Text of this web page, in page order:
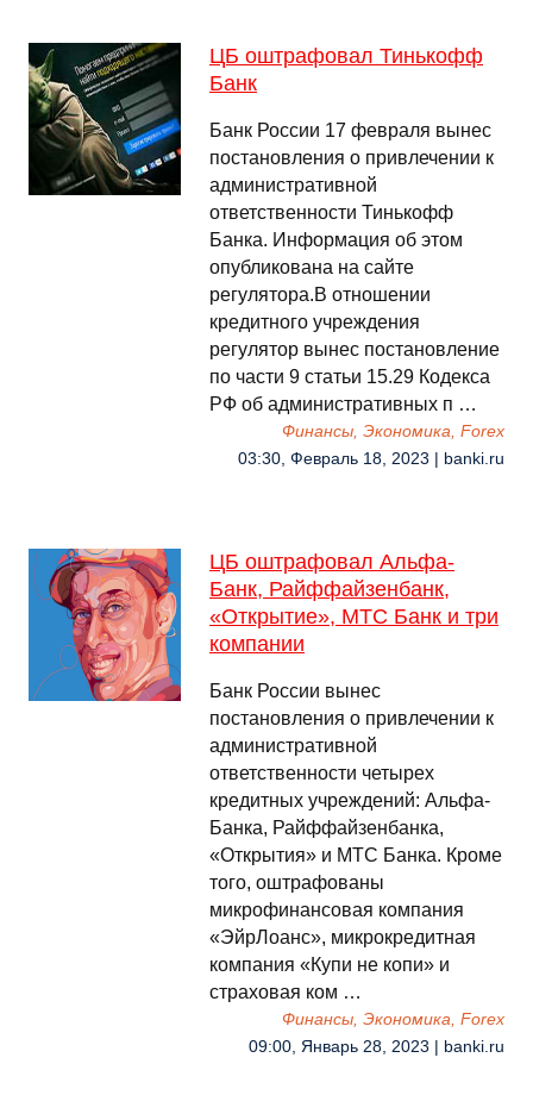
ЦБ оштрафовал Тинькофф
Банк
Банк России 17 февраля вынес
постановления о привлечении к
административной
ответственности Тинькофф
Банка. Информация об этом
опубликована на сайте
регулятора.В отношении
кредитного учреждения
регулятор вынес постановление
по части 9 статьи 15.29 Кодекса
РФ об административных п …
Финансы, Экономика, Forex
03:30, Февраль 18, 2023 | banki.ru
ЦБ оштрафовал Альфа-
Банк, Райффайзенбанк,
«Открытие», МТС Банк и три
компании
Банк России вынес
постановления о привлечении к
административной
ответственности четырех
кредитных учреждений: Альфа-
Банка, Райффайзенбанка,
«Открытия» и МТС Банка. Кроме
того, оштрафованы
микрофинансовая компания
«ЭйрЛоанс», микрокредитная
компания «Купи не копи» и
страховая ком …
Финансы, Экономика, Forex
09:00, Январь 28, 2023 | banki.ru